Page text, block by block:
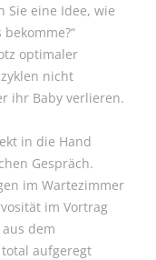
Sie eine Idee, wie
optimaler
nicht
ihr Baby verlieren.
in die Hand
Gespräch.
im Wartezimmer
im Vortrag
dem
aufgeregt